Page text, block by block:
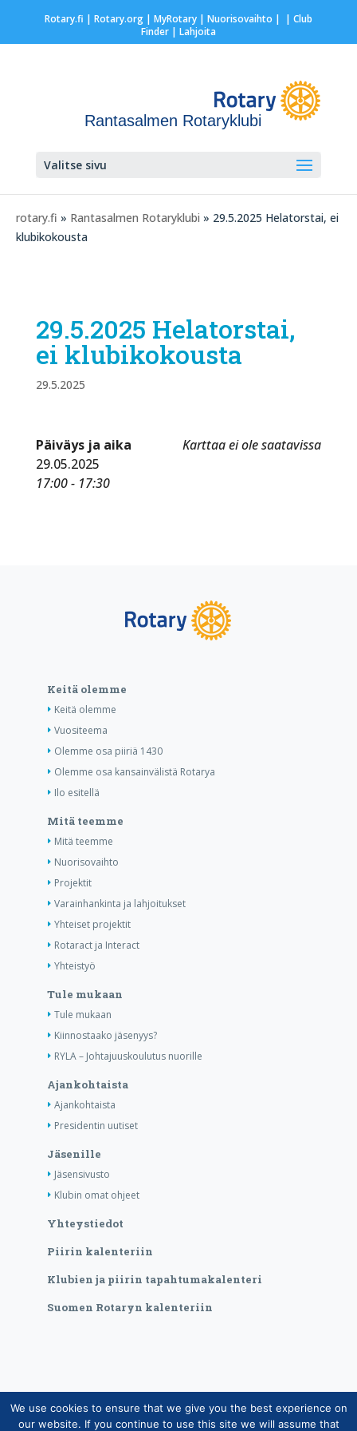
Rotary.fi | Rotary.org| MyRotary | Nuorisovaihto | | Club
Finder| Lahjoita
Rantasalmen Rotaryklubi
Valitse sivu
rotary.fi » Rantasalmen Rotaryklubi » 29.5.2025 Helatorstai, ei
klubikokousta
29.5.2025 Helatorstai,
ei klubikokousta
29.5.2025
Karttaa ei ole saatavissa
Päiväys ja aika
29.05.2025
17:00 - 17:30
Keitä olemme
Keitä olemme
Vuositeema
Olemme osa piiriä 1430
Olemme osa kansainvälistä Rotarya
Ilo esitellä
Mitä teemme
Mitä teemme
Nuorisovaihto
Projektit
Varainhankinta ja lahjoitukset
Yhteiset projektit
Rotaract ja Interact
Yhteistyö
Tule mukaan
Tule mukaan
Kiinnostaako jäsenyys?
RYLA – Johtajuuskoulutus nuorille
Ajankohtaista
Ajankohtaista
Presidentin uutiset
Jäsenille
Jäsensivusto
Klubin omat ohjeet
Yhteystiedot
Piirin kalenteriin
Klubien ja piirin tapahtumakalenteri
Suomen Rotaryn kalenteriin
Copyright © Suomen Rotarypalvelu ry 2026 |
We use cookies to ensure that we give you the best experience on
our website. If you continue to use this site we will assume that